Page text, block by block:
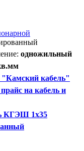
одножильный
кабель"
на кабель и
КГЭШ 1x35